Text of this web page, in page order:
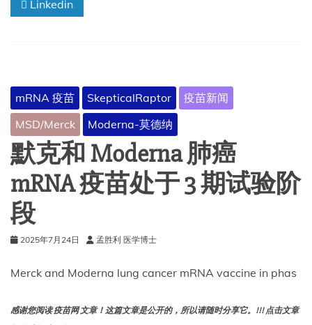
康
婴
道
合
胞
病
毒
疾
Linkedin
mRNA 疫苗 SkepticalRaptor
疫苗新闻
MSD/Merck
Moderna-莫德纳
默克和 Moderna 肺癌
mRNA 疫苗处于 3 期试验阶
段
2025年7月24日 孟胜利 医学博士
Merck and Moderna lung cancer mRNA vaccine in phas
感谢您阅读 疫苗网 文章！这篇文章是公开的，所以请随时分享它。!!! 点击文章